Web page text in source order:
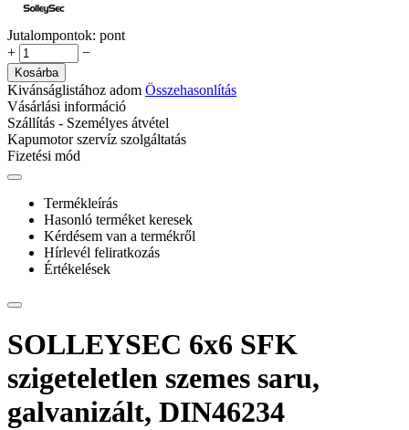
Jutalompontok: pont
+
−
Kosárba
Kivánságlistához adom Összehasonlítás
Vásárlási információ
Szállítás - Személyes átvétel
Kapumotor szervíz szolgáltatás
Fizetési mód
Termékleírás
Hasonló terméket keresek
Kérdésem van a termékről
Hírlevél feliratkozás
Értékelések
SOLLEYSEC 6x6 SFK
szigeteletlen szemes saru,
galvanizált, DIN46234